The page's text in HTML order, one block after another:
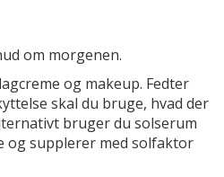
om morgenen.
og makeup. Fedter
skal du bruge, hvad der
bruger du solserum
og supplerer med solfaktor